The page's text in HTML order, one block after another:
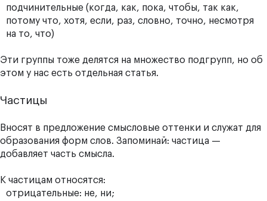
подчинительные (когда, как, пока, чтобы, так как,
потому что, хотя, если, раз, словно, точно, несмотря
на то, что)
Эти группы тоже делятся на множество подгрупп, но об
этом у нас есть отдельная статья.
Частицы
Вносят в предложение смысловые оттенки и служат для
образования форм слов. Запоминай: частица —
добавляет часть смысла.
К частицам относятся:
отрицательные: не, ни;